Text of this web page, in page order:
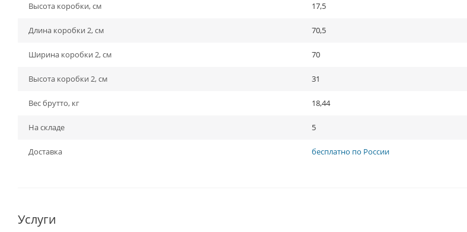
Высота коробки, см 17,5
Длина коробки 2, см 70,5
Ширина коробки 2, см 70
Высота коробки 2, см 31
Вес брутто, кг 18,44
На складе 5
Доставка бесплатно по России
Услуги